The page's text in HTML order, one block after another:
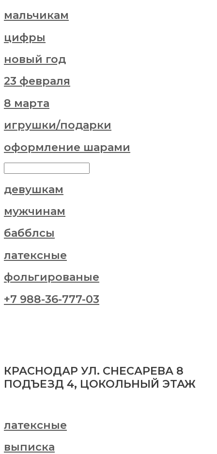
мальчикам
цифры
новый год
23 февраля
8 марта
игрушки/подарки
оформление шарами
девушкам
мужчинам
бабблсы
латексные
фольгированые
+7 988-36-777-03
КРАСНОДАР УЛ. СНЕСАРЕВА 8
ПОДЪЕЗД 4, ЦОКОЛЬНЫЙ ЭТАЖ
латексные
выписка